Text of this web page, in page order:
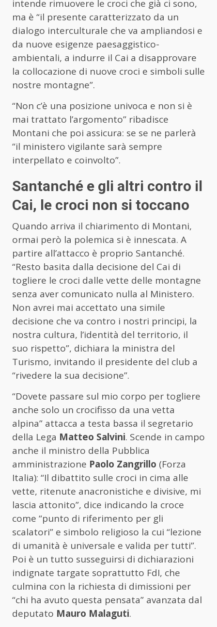
intende rimuovere le croci che già ci sono,
ma è “il presente caratterizzato da un
dialogo interculturale che va ampliandosi e
da nuove esigenze paesaggistico-
ambientali, a indurre il Cai a disapprovare
la collocazione di nuove croci e simboli sulle
nostre montagne”.
“Non c’è una posizione univoca e non si è
mai trattato l’argomento” ribadisce
Montani che poi assicura: se se ne parlerà
“il ministero vigilante sarà sempre
interpellato e coinvolto”.
Santanché e gli altri contro il
Cai, le croci non si toccano
Quando arriva il chiarimento di Montani,
ormai però la polemica si è innescata. A
partire all’attacco è proprio Santanché.
“Resto basita dalla decisione del Cai di
togliere le croci dalle vette delle montagne
senza aver comunicato nulla al Ministero.
Non avrei mai accettato una simile
decisione che va contro i nostri principi, la
nostra cultura, l’identità del territorio, il
suo rispetto”, dichiara la ministra del
Turismo, invitando il presidente del club a
“rivedere la sua decisione”.
“Dovete passare sul mio corpo per togliere
anche solo un crocifisso da una vetta
alpina” attacca a testa bassa il segretario
della Lega Matteo Salvini. Scende in campo
anche il ministro della Pubblica
amministrazione Paolo Zangrillo (Forza
Italia): “Il dibattito sulle croci in cima alle
vette, ritenute anacronistiche e divisive, mi
lascia attonito”, dice indicando la croce
come “punto di riferimento per gli
scalatori” e simbolo religioso la cui “lezione
di umanità è universale e valida per tutti”.
Poi è un tutto susseguirsi di dichiarazioni
indignate targate soprattutto FdI, che
culmina con la richiesta di dimissioni per
“chi ha avuto questa pensata” avanzata dal
deputato Mauro Malaguti.